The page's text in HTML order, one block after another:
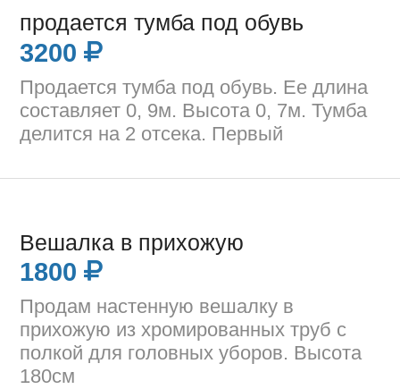
продается тумба под обувь
3200
Продается тумба под обувь. Ее длина
составляет 0, 9м. Высота 0, 7м. Тумба
делится на 2 отсека. Первый
Вешалка в прихожую
1800
Продам настенную вешалку в
прихожую из хромированных труб с
полкой для головных уборов. Высота
180см